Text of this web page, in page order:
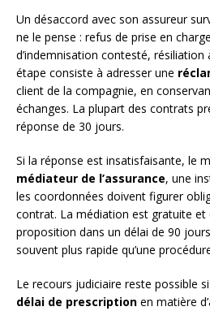
Un désaccord avec son assureur
ne le pense : refus de prise en
d’indemnisation contesté, résiliation
étape consiste à adresser une
client de la compagnie, en
échanges. La plupart des contrats
réponse de 30 jours.
Si la réponse est insatisfaisante, le
médiateur de l’assurance, une
les coordonnées doivent figurer
contrat. La médiation est gratuite et
proposition dans un délai de 90
souvent plus rapide qu’une
Le recours judiciaire reste possible
délai de prescription en matière